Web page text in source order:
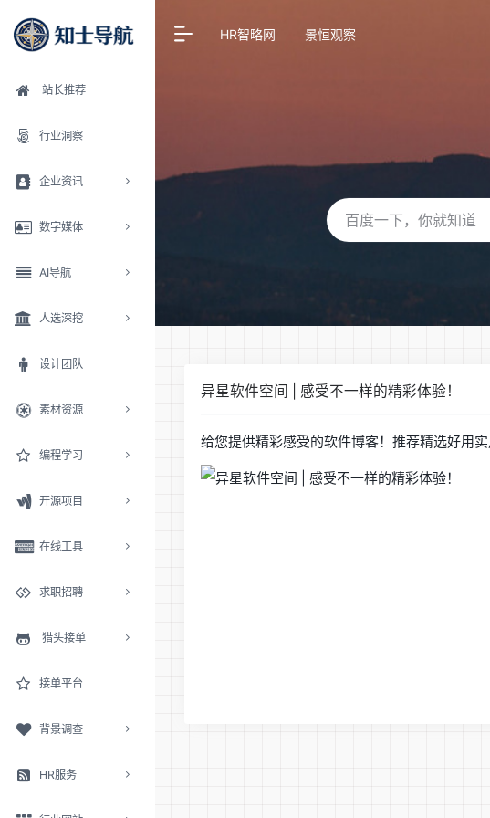
站长推荐
行业洞察
企业资讯
数字媒体
AI导航
人选深挖
设计团队
素材资源
编程学习
开源项目
在线工具
求职招聘
猎头接单
接单平台
背景调查
HR服务
HR智略网 景恒观察
异星软件空间 | 感受不一样的精彩体验！
给您提供精彩感受的软件博客！推荐精选好用